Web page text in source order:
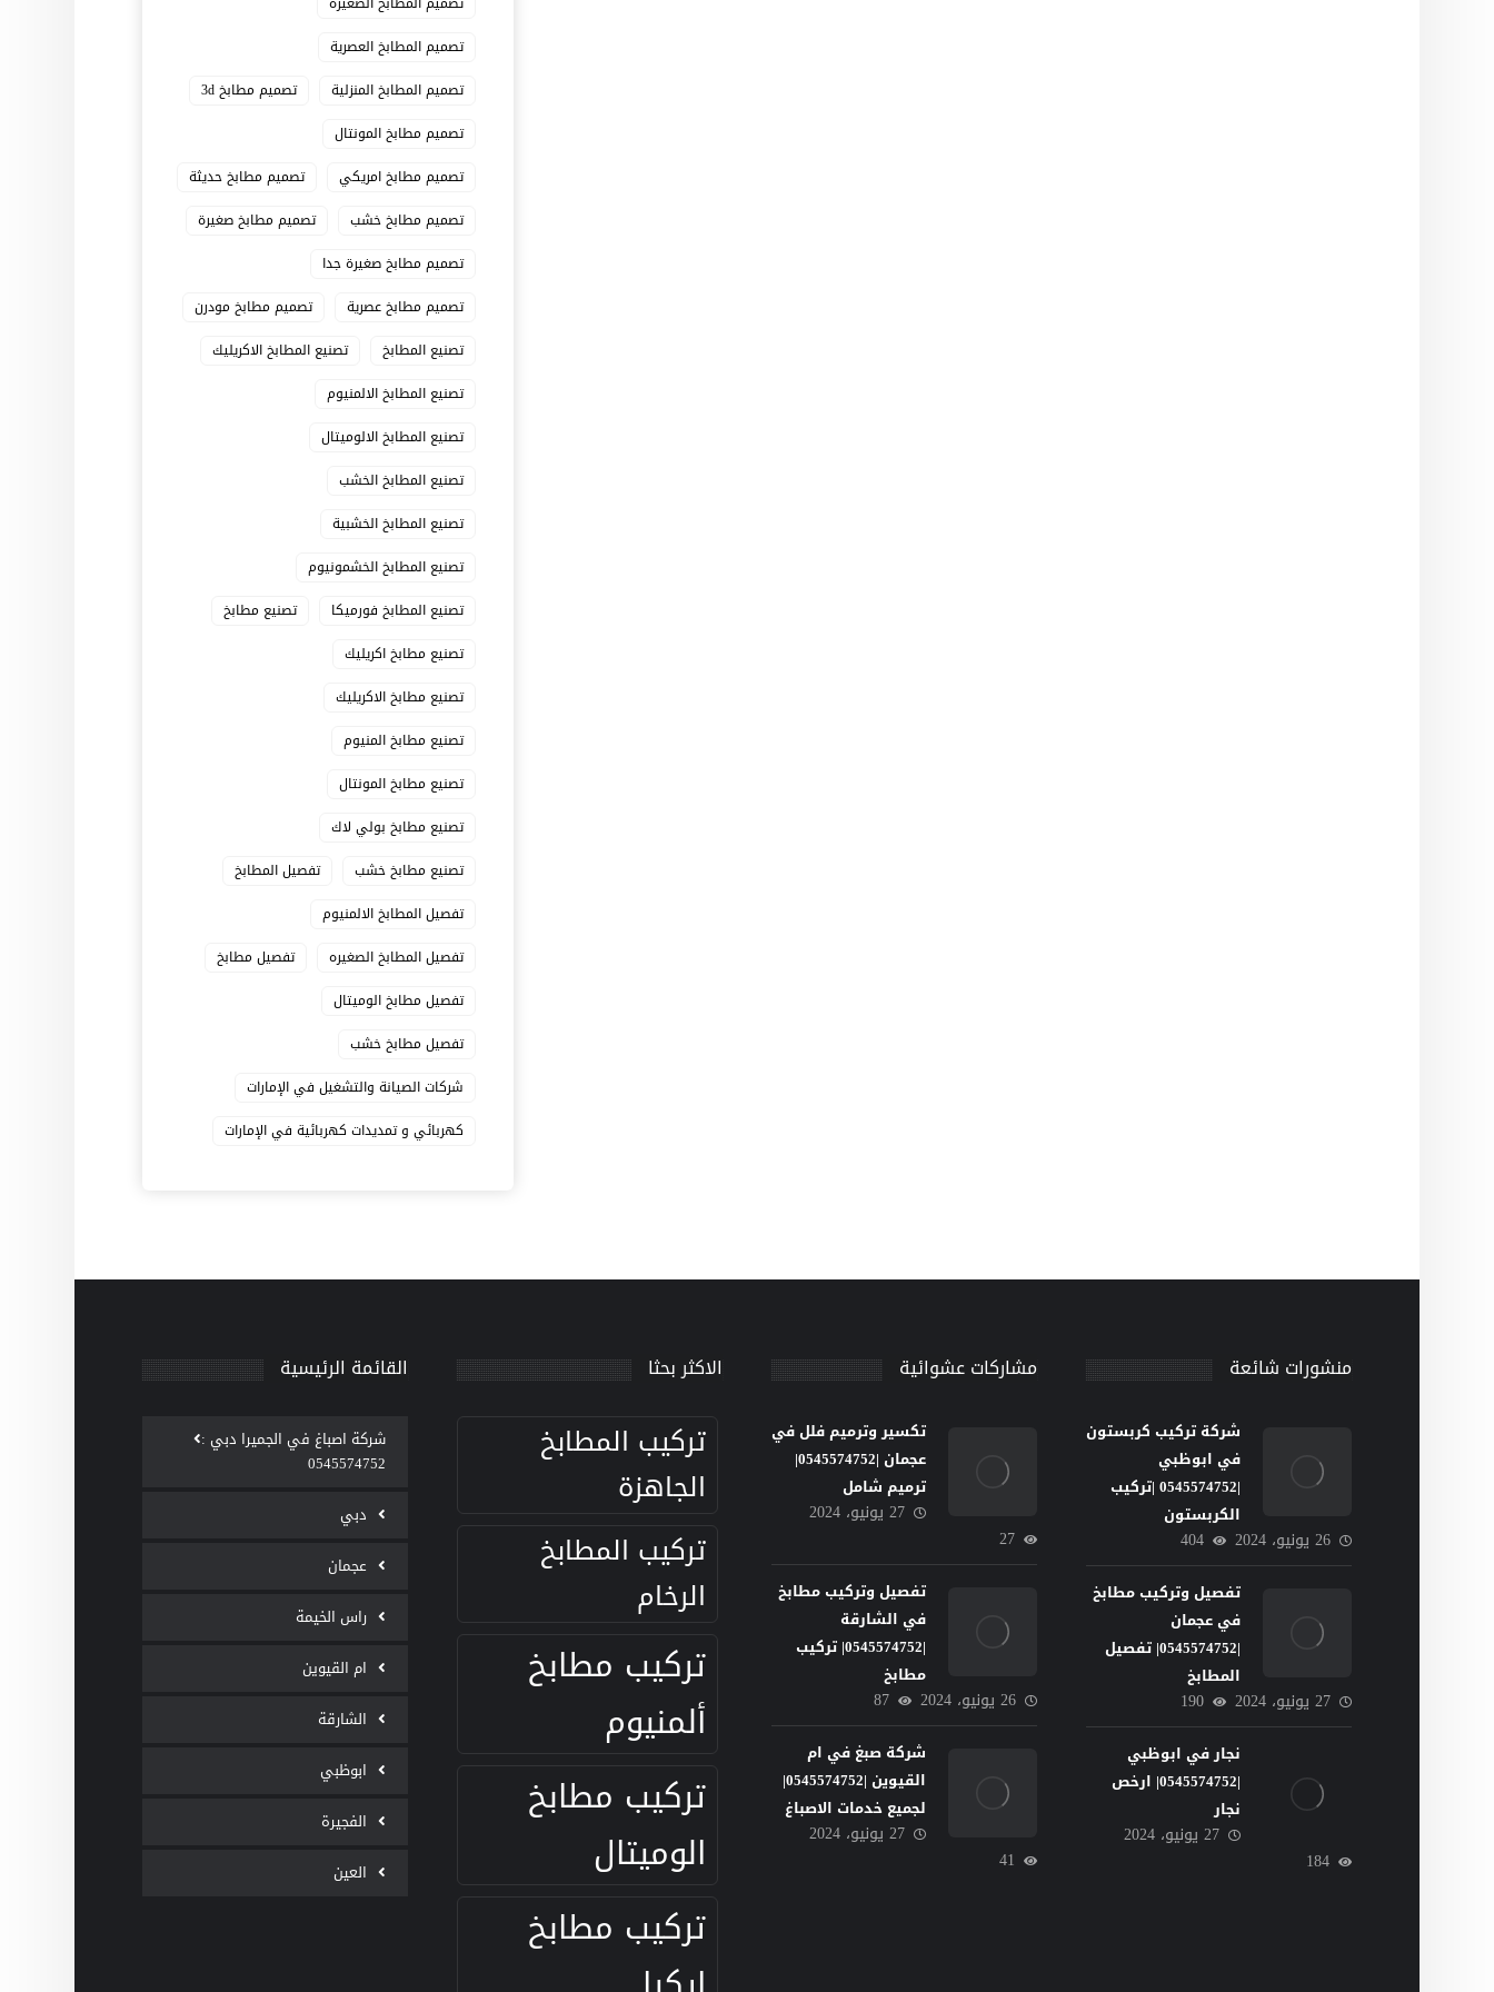
تصميم المطابخ العصرية
تصميم المطابخ المنزلية
تصميم مطابخ 3d
تصميم مطابخ المونتال
تصميم مطابخ امريكي
تصميم مطابخ حديثة
تصميم مطابخ خشب
تصميم مطابخ صغيرة
تصميم مطابخ صغيرة جدا
تصميم مطابخ عصرية
تصميم مطابخ مودرن
تصنيع المطابخ
تصنيع المطابخ الاكريليك
تصنيع المطابخ الالمنيوم
تصنيع المطابخ الالوميتال
تصنيع المطابخ الخشب
تصنيع المطابخ الخشبية
تصنيع المطابخ الخشمونيوم
تصنيع المطابخ فورميكا
تصنيع مطابخ
تصنيع مطابخ اكريليك
تصنيع مطابخ الاكريليك
تصنيع مطابخ المنيوم
تصنيع مطابخ المونتال
تصنيع مطابخ بولي لاك
تصنيع مطابخ خشب
تفصيل المطابخ
تفصيل المطابخ الالمنيوم
تفصيل المطابخ الصغيره
تفصيل مطابخ
تفصيل مطابخ الوميتال
تفصيل مطابخ خشب
شركات الصيانة والتشغيل في الإمارات
كهربائي و تمديدات كهربائية في الإمارات
منشورات شائعة
شركة تركيب كربستون
في ابوظبي
|0545574752 |تركيب
الكربستون
26 يونيو، 2024 404
تفصيل وتركيب مطابخ
في عجمان
|0545574752| تفصيل
المطابخ
27 يونيو، 2024 190
نجار في ابوظبي
|0545574752| ارخص
نجار
27 يونيو، 2024
184
مشاركات عشوائية
تكسير وترميم فلل في
عجمان |0545574752|
ترميم شامل
27 يونيو، 2024
27
تفصيل وتركيب مطابخ
في الشارقة
|0545574752| تركيب
مطابخ
26 يونيو، 2024 87
شركة صبغ في ام
القيوين |0545574752|
لجميع خدمات الاصباغ
27 يونيو، 2024
41
الاكثر بحثا
تركيب المطابخ
الجاهزة
تركيب المطابخ
الرخام
تركيب مطابخ
ألمنيوم
تركيب مطابخ
الوميتال
تركيب مطابخ
القائمة الرئيسية
‫شركة اصباغ في الجميرا دبي :
0545574752
دبي
عجمان
راس الخيمة
ام القيوين
الشارقة
ابوظبي
الفجيرة
العين